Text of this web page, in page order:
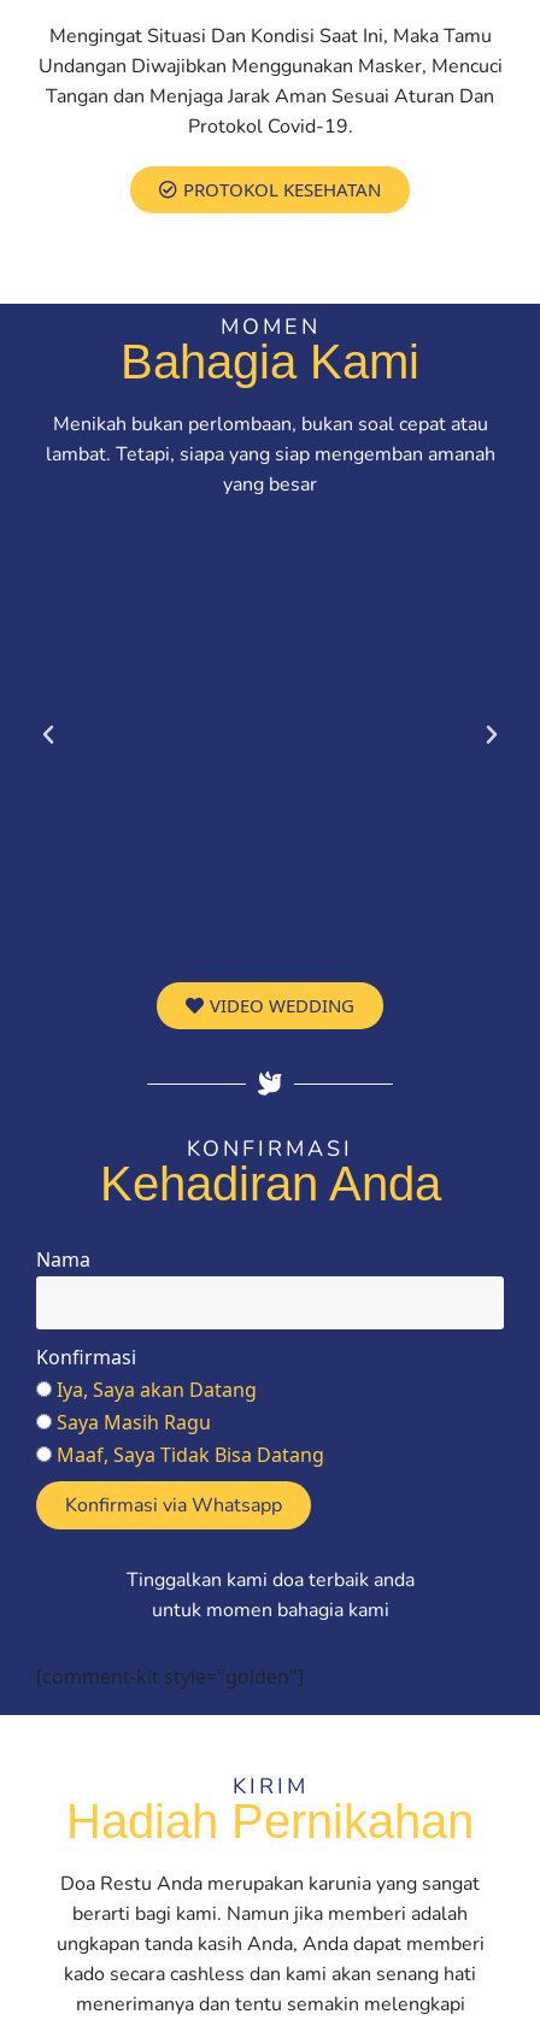
Mengingat Situasi Dan Kondisi Saat Ini, Maka Tamu
Undangan Diwajibkan Menggunakan Masker, Mencuci
Tangan dan Menjaga Jarak Aman Sesuai Aturan Dan
Protokol Covid-19.
PROTOKOL KESEHATAN
MOMEN
Bahagia Kami
Menikah bukan perlombaan, bukan soal cepat atau
lambat. Tetapi, siapa yang siap mengemban amanah
yang besar
VIDEO WEDDING
KONFIRMASI
Kehadiran Anda
Nama
Konfirmasi
Iya, Saya akan Datang
Saya Masih Ragu
Maaf, Saya Tidak Bisa Datang
Konfirmasi via Whatsapp
Tinggalkan kami doa terbaik anda
untuk momen bahagia kami
[comment-kit style="golden"]
KIRIM
Hadiah Pernikahan
Doa Restu Anda merupakan karunia yang sangat
berarti bagi kami. Namun jika memberi adalah
ungkapan tanda kasih Anda, Anda dapat memberi
kado secara cashless dan kami akan senang hati
menerimanya dan tentu semakin melengkapi